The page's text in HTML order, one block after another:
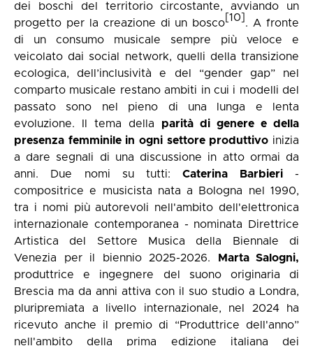
dei boschi del territorio circostante, avviando un
progetto per la creazione di un bosco [10] . A fronte
di un consumo musicale sempre più veloce e
veicolato dai social network, quelli della transizione
ecologica, dell’inclusività e del “gender gap” nel
comparto musicale restano ambiti in cui i modelli del
passato sono nel pieno di una lunga e lenta
evoluzione. Il tema della parità di genere e della
presenza femminile in ogni settore produttivo inizia
a dare segnali di una discussione in atto ormai da
anni. Due nomi su tutti:Caterina Barbieri-
compositrice e musicista nata a Bologna nel 1990,
tra i nomi più autorevoli nell'ambito dell'elettronica
internazionale contemporanea - nominata Direttrice
Artistica del Settore Musica della Biennale di
Venezia per il biennio 2025-2026.
Marta Salogni,
produttrice e ingegnere del suono originaria di
Brescia ma da anni attiva con il suo studio a Londra,
pluripremiata a livello internazionale, nel 2024 ha
ricevuto anche il premio di “Produttrice dell'anno”
nell'ambito della prima edizione italiana dei